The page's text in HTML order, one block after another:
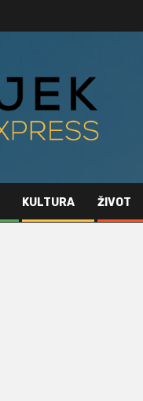
KULTURA ŽIVOT